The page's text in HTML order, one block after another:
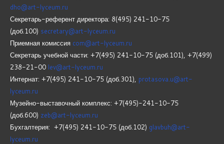
dho@art-lyceum.ru
Секретарь-референт директора: 8(495) 241-10-75
(доб.100) secretary@art-lyceum.ru
Приемная комиссия com@art-lyceum.ru
Секретарь учебной части: +7(495) 241-10-75 (доб.101), +7(499)
238-21-00 lev@art-lyceum.ru
Интернат: +7(495) 241-10-75 (доб.301), protasova.u@art-
lyceum.ru
Музейно-выставочный комплекс: +7(495)-241-10-75
(доб.600) zeb@art-lyceum.ru
Бухгалтерия: +7(495) 241-10-75 (доб.102) glavbuh@art-
lyceum.ru